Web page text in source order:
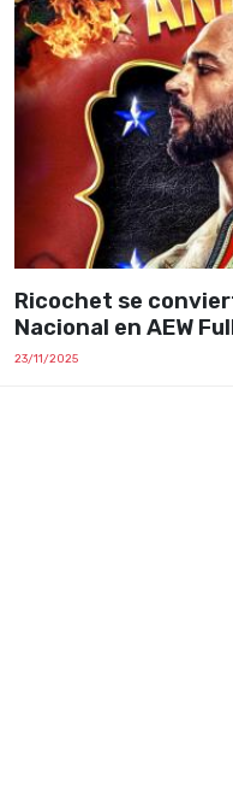
Ricochet se
Nacional en AEW
23/11/2025